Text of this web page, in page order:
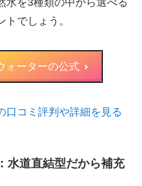
でしょう。
ォーターの公式
口コミ評判や詳細を見る
水道直結型だから補充